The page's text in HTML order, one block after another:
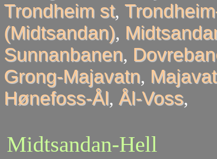
Trondheim st,
(Midtsandan),
Sunnanbanen,
Grong-Majavatn,
Hønefoss-Ål, Ål-Voss,
Midtsandan-Hell